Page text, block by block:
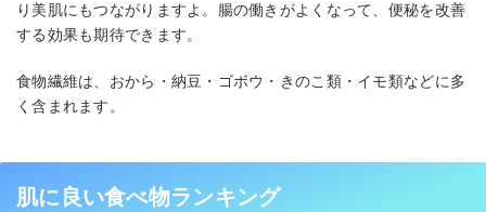
り美肌にもつながりますよ。腸の働きがよくなって、便秘を改善
する効果も期待できます。
食物繊維は、おから・納豆・ゴボウ・きのこ類・イモ類などに多
く含まれます。
肌に良い食べ物ランキング